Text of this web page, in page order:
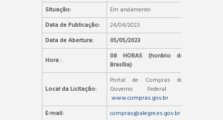
Situação:
Em andamento
Data de Publicação:
24/04/2023
Data de Abertura:
05/05/2023
Hora :
08 HORAS (horário de
Brasília)
Local da Licitação:
Portal de Compras do
Governo Federal –
www.compras.gov.br
E-mail:
compras@alegre.es.gov.br